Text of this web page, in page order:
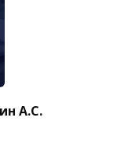
А.С.